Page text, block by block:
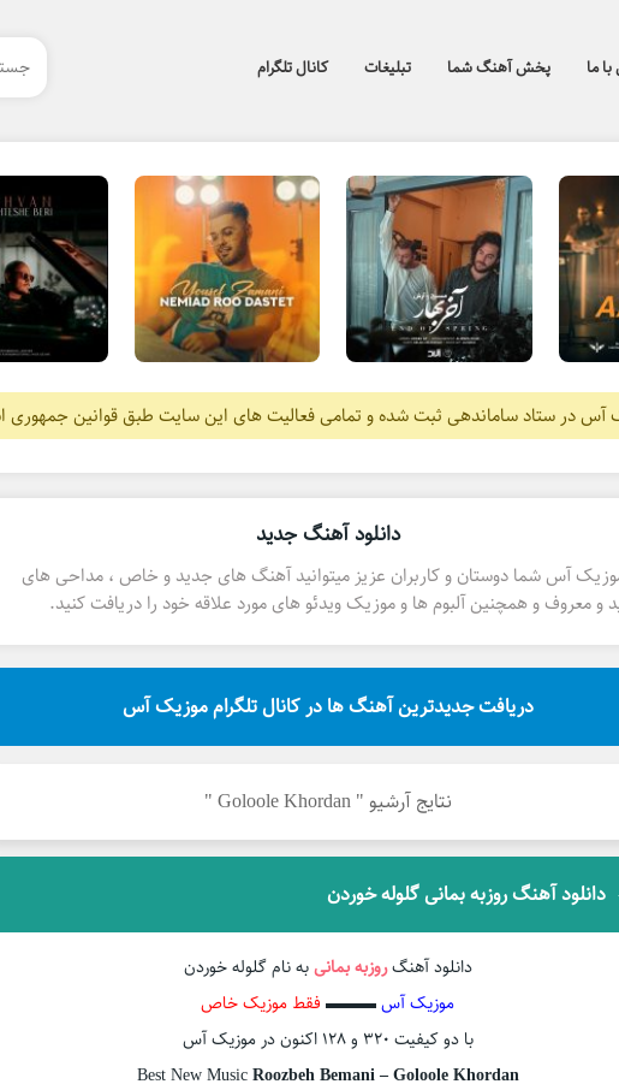
ما پخش آهنگ شما تبلیغات کانال تلگرام
آس در ستاد ساماندهی ثبت شده و تمامی فعالیت های این سایت طبق قوانین جمهوری
دانلود آهنگ جدید
آس شما دوستان و کاربران عزیز میتوانید آهنگ های جدید و خاص ، مداحی های
و معروف و همچنین آلبوم ها و موزیک ویدئو های مورد علاقه خود را دریافت کنید.
دریافت جدیدترین آهنگ ها در کانال تلگرام موزیک آس
نتایج آرشیو " Goloole Khordan "
دانلود آهنگ روزبه بمانی گلوله خوردن
دانلود آهنگروزبه بمانیبه نام گلوله خوردن
موزیک آس▬▬▬ فقط موزیک خاص
با دو کیفیت ۳۲۰ و ۱۲۸ اکنون در موزیک آس
Best New MusicRoozbeh Bemani – Goloole Khordan